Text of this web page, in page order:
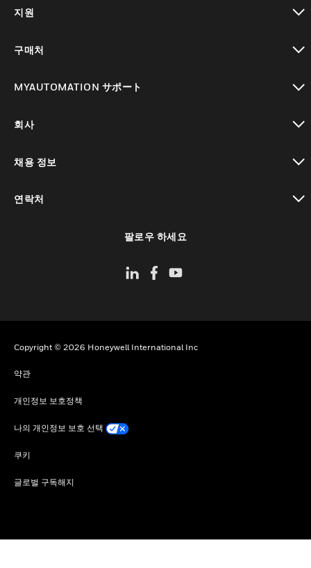
지원
구매처
MYAUTOMATION サポート
회사
채용 정보
연락처
팔로우 하세요
Copyright © 2026 Honeywell International Inc
약관
개인정보 보호정책
나의 개인정보 보호 선택
쿠키
글로벌 구독해지